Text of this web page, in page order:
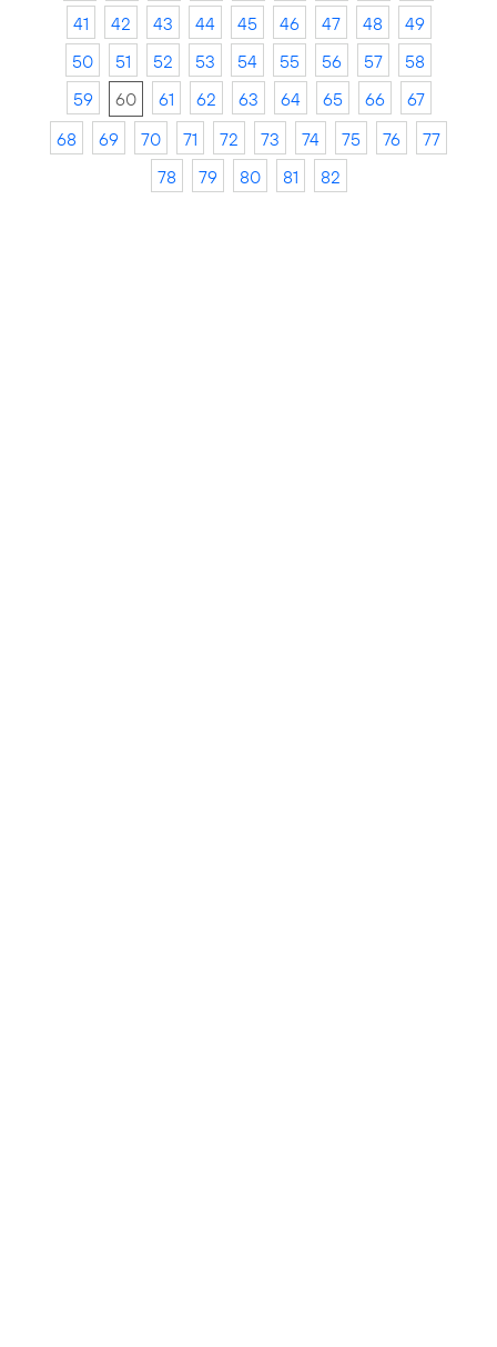
41
42 43 44 45 46 47 48
49
50
51 52 53 54 55 56 57
58
59
60 61 62 63 64 65 66
67
68
69 70 71 72 73 74 75 76
77
78
79 80 81 82